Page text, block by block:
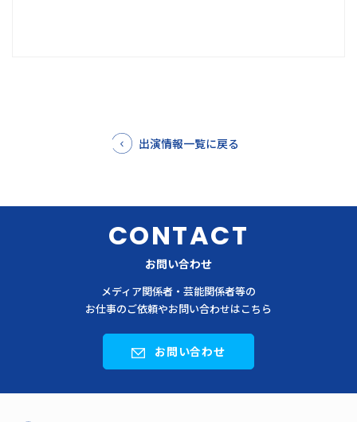
出演情報一覧に戻る
CONTACT
お問い合わせ
メディア関係者・芸能関係者等の
お仕事のご依頼やお問い合わせはこちら
お問い合わせ